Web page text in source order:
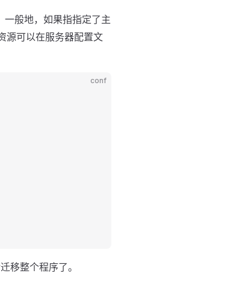
一般地，如果指指定了主
源可以在服务器配置文
conf
移整个程序了。